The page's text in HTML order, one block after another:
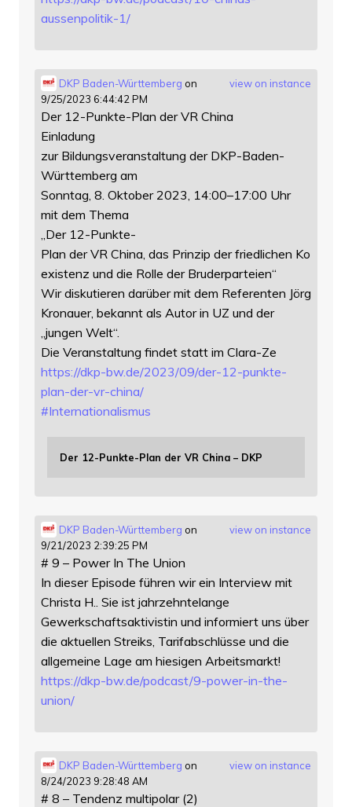
aussenpolitik-1/
view on instance
DKP Baden-Württemberg on
9/25/2023 6:44:42 PM
Der 12-Punkte-Plan der VR China
Einladung
zur Bildungsveranstaltung der DKP-Baden-
Württemberg am
Sonntag, 8. Oktober 2023, 14:00–17:00 Uhr
mit dem Thema
„Der 12-Punkte-
Plan der VR China, das Prinzip der friedlichen Ko
existenz und die Rolle der Bruderparteien“
Wir diskutieren darüber mit dem Referenten Jörg
Kronauer, bekannt als Autor in UZ und der
„jungen Welt“.
Die Veranstaltung findet statt im Clara-Ze
https://dkp-bw.de/2023/09/der-12-punkte-
plan-der-vr-china/
#Internationalismus
Der 12-Punkte-Plan der VR China – DKP
view on instance
DKP Baden-Württemberg on
9/21/2023 2:39:25 PM
# 9 – Power In The Union
In dieser Episode führen wir ein Interview mit
Christa H.. Sie ist jahrzehntelange
Gewerkschaftsaktivistin und informiert uns über
die aktuellen Streiks, Tarifabschlüsse und die
allgemeine Lage am hiesigen Arbeitsmarkt!
https://dkp-bw.de/podcast/9-power-in-the-
union/
view on instance
DKP Baden-Württemberg on
8/24/2023 9:28:48 AM
# 8 – Tendenz multipolar (2)